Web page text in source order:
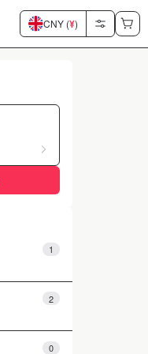
CNY (¥)
1
2
0